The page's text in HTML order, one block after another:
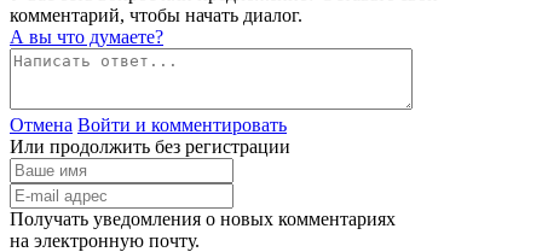
комментарий, чтобы начать диалог.
А вы что думаете?
Отмена Войти и комментировать
Или продолжить без регистрации
Получать уведомления о новых комментариях
на электронную почту.